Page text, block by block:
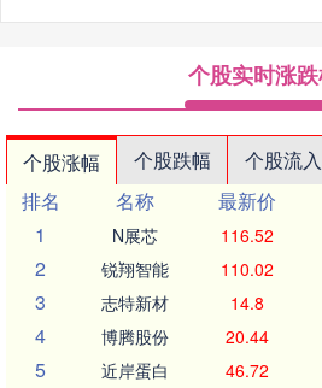
个股实时涨
个股涨幅 个股跌幅 个股流入
排名
名称 最新价
1
N展芯 116.52
2 锐翔智能 110.02
3 志特新材 14.8
4 博腾股份 20.44
5 近岸蛋白 46.72